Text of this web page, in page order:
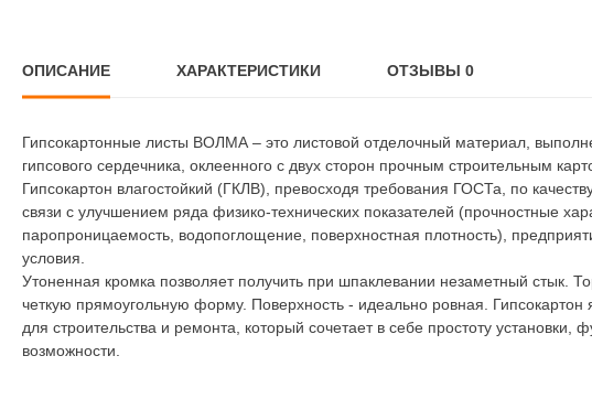
ОПИСАНИЕ ХАРАКТЕРИСТИКИ ОТЗЫВЫ 0
Гипсокартонные листы ВОЛМА – это листовой отделочный материал,
гипсового сердечника, оклеенного с двух сторон прочным строительным
Гипсокартон влагостойкий (ГКЛВ), превосходя требования ГОСТа, по
связи с улучшением ряда физико-технических показателей (прочностные
паропроницаемость, водопоглощение, поверхностная плотность),
условия.
Утоненная кромка позволяет получить при шпаклевании незаметный стык.
четкую прямоугольную форму. Поверхность - идеально ровная.
для строительства и ремонта, который сочетает в себе простоту установки,
возможности.